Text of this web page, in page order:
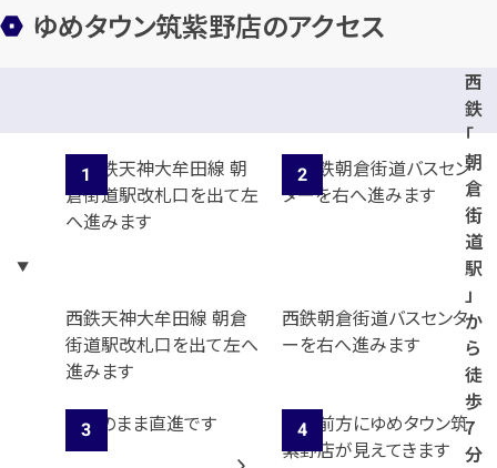
ゆめタウン筑紫野店のアクセス
西
鉄
「
朝
倉
街
道
駅
」
か
ら
徒
歩
7
分
西鉄天神大牟田線 朝倉
街道駅改札口を出て左へ
進みます
西鉄朝倉街道バスセンタ
ーを右へ進みます